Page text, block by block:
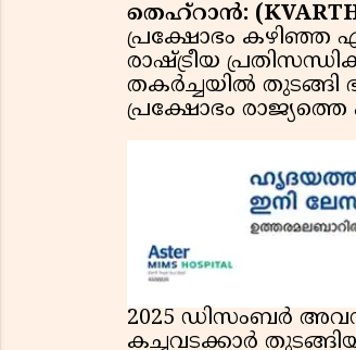
തെഹ്റാൻ:
പ്രക്ഷോഭം കഴിഞ്ഞ
രാഷ്ട്രീയ
തകർച്ചയിൽ തുടങ്ങി
പ്രക്ഷോഭം
2025 ഡിസംബർ
കച്ചവടക്കാർ